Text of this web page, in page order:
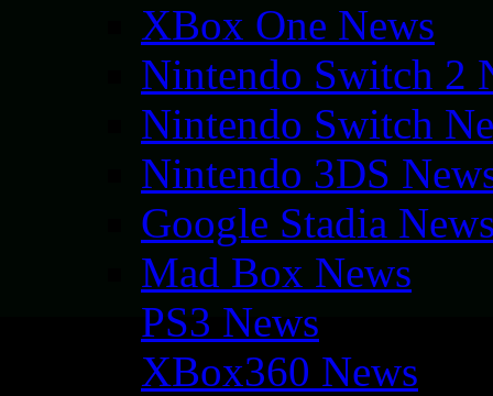
XBox One News
Nintendo Switch 2
Nintendo Switch
Nintendo 3DS
Google Stadia
Mad Box News
PS3 News
XBox360 News